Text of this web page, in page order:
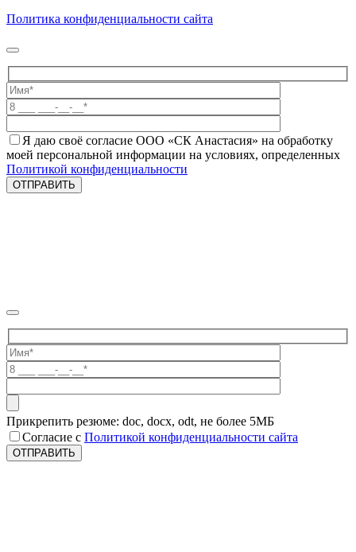
Политика конфиденциальности сайта
Я даю своё согласие ООО «СК Анастасия» на обработку
моей персональной информации на условиях, определенных
Политикой конфиденциальности
Прикрепить резюме: doc, docx, odt, не более 5МБ
Согласие с Политикой конфиденциальности сайта